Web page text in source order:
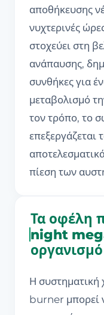
αποθήκευσης
νυχτερινές
στοχεύει στη
ανάπαυσης,
συνθήκες για
μεταβολισμό
τον τρόπο, το
επεξεργάζεται
πίεση των
Τα οφέλη
night
οργανισμό
Η
burner μπορεί